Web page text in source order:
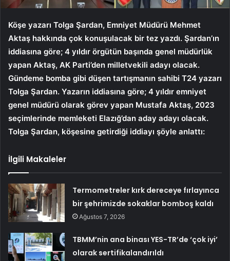
Köşe yazarı Tolga Şardan, Emniyet Müdürü Mehmet
Aktaş hakkında çok konuşulacak bir tez yazdı. Şardan’ın
iddiasına göre; 4 yıldır örgütün başında genel müdürlük
yapan Aktaş, AK Parti’den milletvekili adayı olacak.
Gündeme bomba gibi düşen tartışmanın sahibi T24 yazarı
Tolga Şardan. Yazarın iddiasına göre; 4 yıldır emniyet
genel müdürü olarak görev yapan Mustafa Aktaş, 2023
seçimlerinde memleketi Elazığ’dan aday adayı olacak.
Tolga Şardan, köşesine getirdiği iddiayı şöyle anlattı:
İlgili Makaleler
Termometreler kırk dereceye fırlayınca
bir şehrimizde sokaklar bomboş kaldı
Ağustos 7, 2026
TBMM’nin ana binası YES-TR’de ‘çok iyi’
olarak sertifikalandırıldı